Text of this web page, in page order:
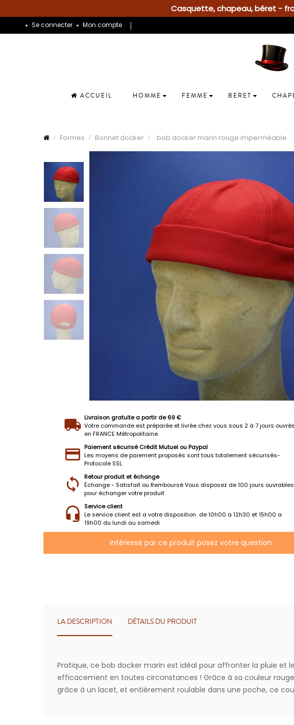
Casquette, chapeau, béret -
Se connecter Mon compte
ACCUEIL HOMME FEMME BERET
Formes Bonnet docker bob docker marin rouge imperméable
Livraison gratuite a partir de 69 €
Votre commande est préparée et livrée chez vous sous 2 à 7 jours ouvrés
en FRANCE Métropolitaine.
Paiement sécurisé Crédit Mutuel ou Paypal
Les moyens de paiement proposés sont tous totalement sécurisés-
Protocole SSL.
Retour produit et échange
Échange - Satisfait ou Remboursé Vous disposez de 100 jours ouvrables
pour échanger votre produit
Service client
Le service client est a votre disposition de 10h00 a 12h30 et 15h00 a
19h00 du lundi au samedi
intéressé par ce produit posez votre question
LA DESCRIPTION DÉTAILS DU PRODUIT
Pratique, ce bob docker marin est idéal pour affronter la pluie et
efficacement en toutes circonstances ! Grâce à sa couleur
grâce à un lacet, et entièrement roulable dans une poche, ce